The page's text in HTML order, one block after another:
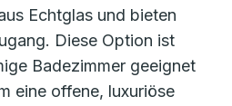
Echtglas und bieten
Diese Option ist
Badezimmer geeignet
eine offene, luxuriöse